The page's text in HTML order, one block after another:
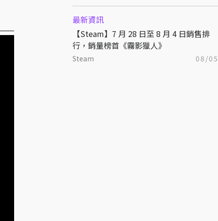
最新資訊
【Steam】7 月 28 日至 8 月 4 日銷售排
行，銷量榜首《霧影獵人》
Steam 08/05